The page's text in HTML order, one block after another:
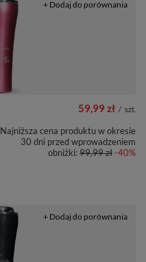
59,99 zł / szt.
Najniższa cena produktu w okresie
30 dni przed wprowadzeniem
obniżki:99,99 zł-40%
+ Dodaj do porównania
+ Dodaj do porównania